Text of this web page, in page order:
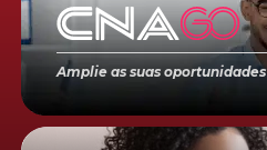
Amplie as suas oportunidades